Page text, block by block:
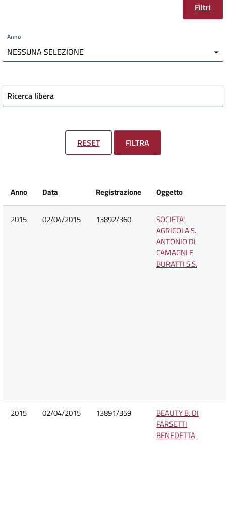
Filtri
Anno
NESSUNA SELEZIONE
Ricerca libera
RESET FILTRA
Anno Data Registrazione Oggetto
2015 02/04/2015 13892/360
SOCIETA'
AGRICOLA S.
ANTONIO DI
CAMAGNI E
BURATTI S.S.
2015 02/04/2015 13891/359
BEAUTY B. DI
FARSETTI
BENEDETTA